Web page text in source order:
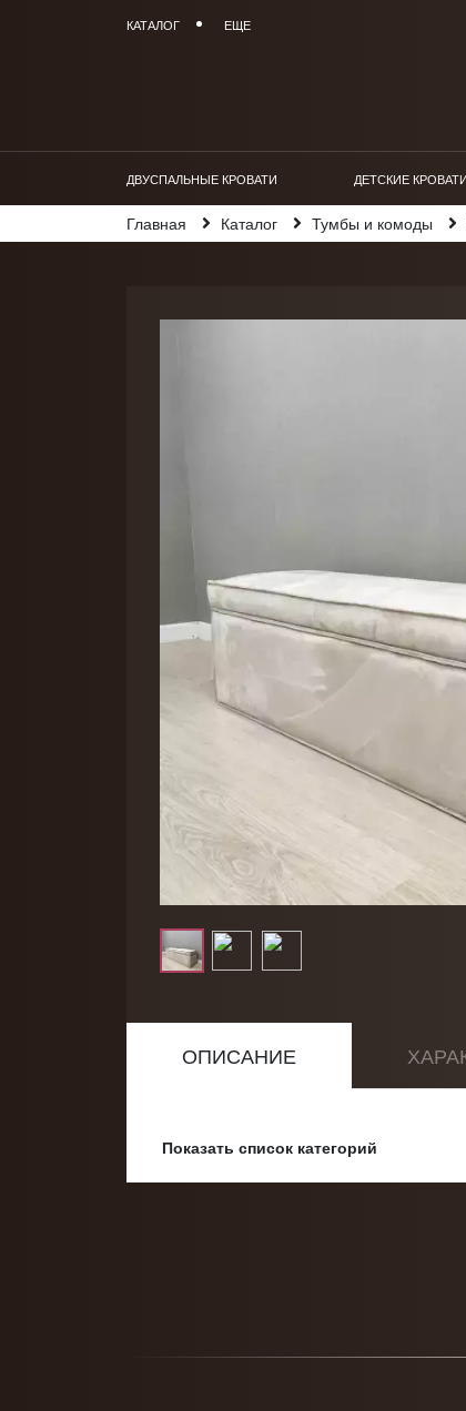
КАТАЛОГ ЕЩЕ
ДВУСПАЛЬНЫЕ КРОВАТИ ДЕТСКИЕ КРОВАТИ
Главная Каталог Тумбы и комоды
ОПИСАНИЕ
Категории:Пуфы
Показать список категорий